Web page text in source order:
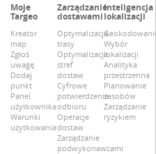
Moje
Targeo
Kreator
map
Zgłoś
uwagę
Dodaj
punkt
Panel
użytkownika
Warunki
użytkowania
Zarządzanie
dostawami
Optymalizacja
trasy
Optymalizacja
stref
dostaw
Cyfrowe
potwierdzenie
odbioru
Operacje
dostaw
Zarządzanie
podwykonawcami
Inteligencja
lokalizacji
Wybór
lokalizacji
Analityka
przestrzenna
Planowanie
zasobów
Zarządzanie
ryzykiem